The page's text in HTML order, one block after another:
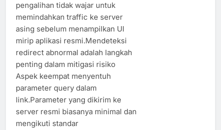
pengalihan tidak wajar untuk
memindahkan traffic ke server
asing sebelum menampilkan UI
mirip aplikasi resmi.Mendeteksi
redirect abnormal adalah langkah
penting dalam mitigasi risiko
Aspek keempat menyentuh
parameter query dalam
link.Parameter yang dikirim ke
server resmi biasanya minimal dan
mengikuti standar